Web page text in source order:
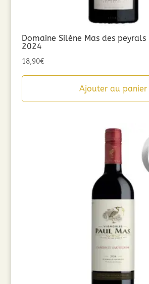
Domaine Silène Mas des
2024
18,90€
Ajouter au panier